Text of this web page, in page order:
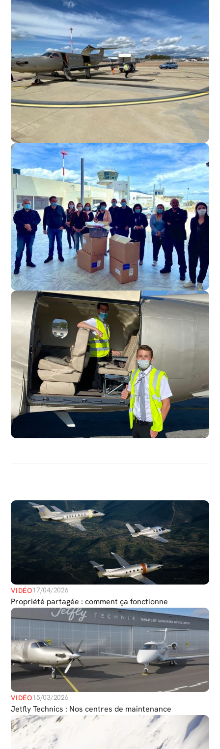
PLUS DE MÉDIAS
VIDÉO17/04/2026
Propriété partagée : comment ça fonctionne
VIDÉO15/03/2026
Jetfly Technics : Nos centres de maintenance